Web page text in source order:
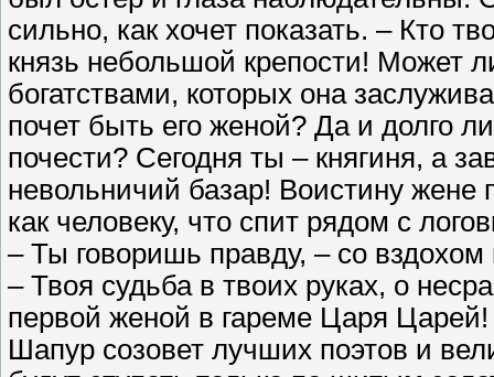
сильно, как хочет показать. – Кто
князь небольшой крепости! Может
богатствами, которых она
почет быть его женой? Да и долго
почести? Сегодня ты – княгиня, а
невольничий базар! Воистину жене
как человеку, что спит рядом с
– Ты говоришь правду, – со вздохом
– Твоя судьба в твоих руках, о
первой женой в гареме Царя
Шапур созовет лучших поэтов и